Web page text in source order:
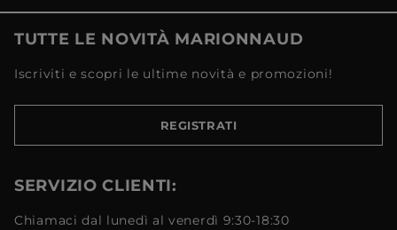
TUTTE LE NOVITÀ MARIONNAUD
Iscriviti e scopri le ultime novità e promozioni!
REGISTRATI
SERVIZIO CLIENTI:
Chiamaci dal lunedì al venerdì 9:30-18:30